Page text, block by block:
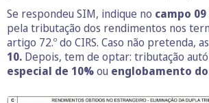
Se respondeu SIM, indique no campo 09
pela tributação dos rendimentos nos
artigo 72.º do CIRS. Caso não pretenda,
10. Depois, tem de optar: tributação
especial de 10%ou englobamento